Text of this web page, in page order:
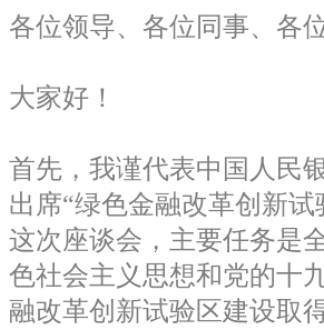
各位领导、各位同事、各
大家好！
首先，我谨代表中国人民
出席“绿色金融改革创新
这次座谈会，主要任务是
色社会主义思想和党的十
融改革创新试验区建设取